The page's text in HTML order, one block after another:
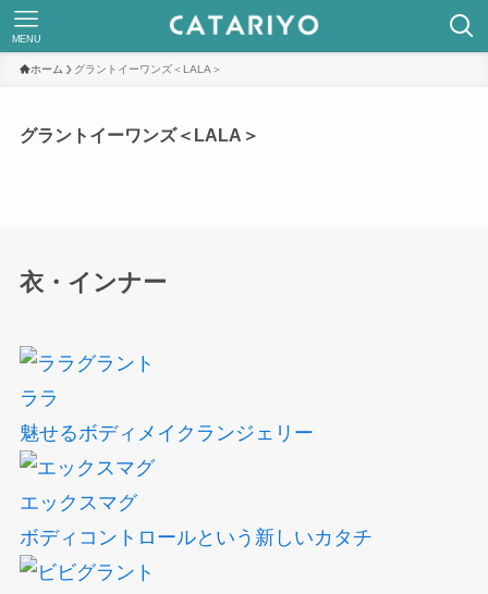
MENU
ホーム グラントイーワンズ＜LALA＞
グラントイーワンズ＜LALA＞
衣・インナー
ララ
魅せるボディメイクランジェリー
エックスマグ
ボディコントロールという新しいカタチ